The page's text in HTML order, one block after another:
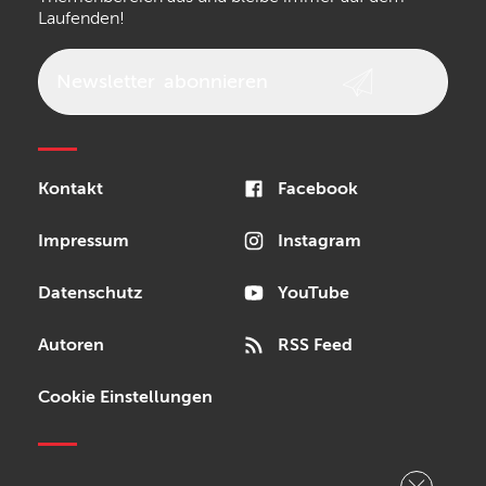
Laufenden!
Kontakt
Impressum
Datenschutz
Autoren
Cookie Einstellungen
Facebook
Instagram
YouTube
RSS Feed